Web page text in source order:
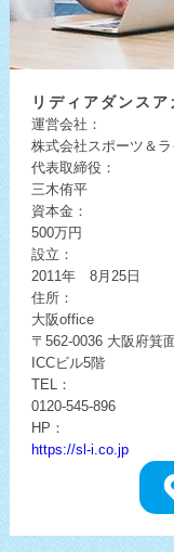
リディアダンスア
運営会社：
株式会社スポーツ＆
代表取締役：
三木侑平
資本金：
500万円
設立：
2011年 8月25日
住所：
大阪office
〒562-0036 大阪府箕
ICCビル5階
TEL：
0120-545-896
HP：
https://sl-i.co.jp